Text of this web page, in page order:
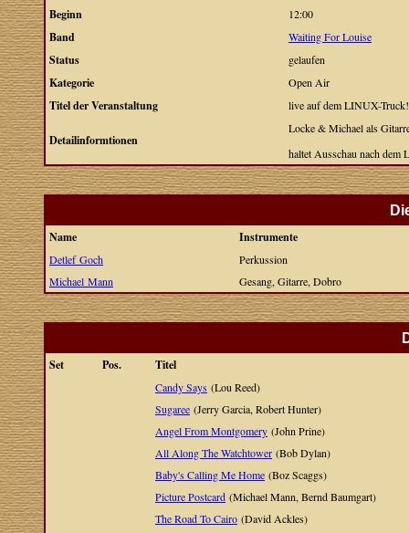
Beginn 12:00
Band Waiting For Louise
Status gelaufen
Kategorie Open Air
Titel der Veranstaltung live auf dem LINUX-
Detailinformtionen
Locke & Michael als
haltet Ausschau nach
Name
Instrumente
Detlef Goch
Perkussion
Michael Mann
Gesang, Gitarre, Dobro
Set
Pos. Titel
Candy Says (Lou Reed)
Sugaree (Jerry Garcia, Robert Hunter)
Angel From Montgomery (John Prine)
All Along The Watchtower (Bob Dylan)
Baby's Calling Me Home (Boz Scaggs)
Picture Postcard (Michael Mann, Bernd Baumgart)
The Road To Cairo (David Ackles)